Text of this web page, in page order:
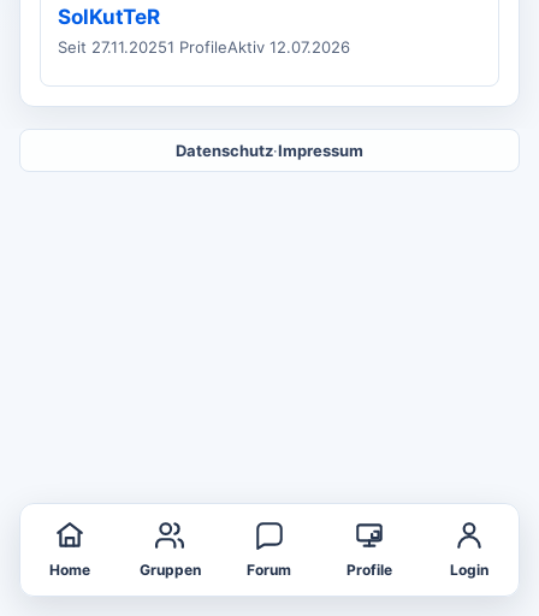
SolKutTeR
Seit 27.11.20251 ProfileAktiv 12.07.2026
Datenschutz·Impressum
Home Gruppen Forum Profile Login